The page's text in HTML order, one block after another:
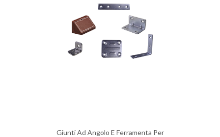
Giunti Ad Angolo E Ferramenta Per